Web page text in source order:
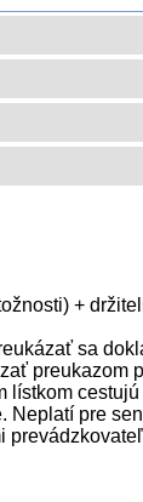
+
sa
preukazom
lístkom cestujú
Neplatí pre